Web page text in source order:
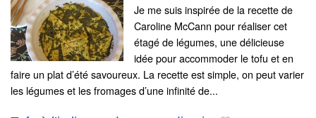
Je me suis inspirée de la recette de
Caroline McCann pour réaliser cet
étagé de légumes, une délicieuse
idée pour accommoder le tofu et en
faire un plat d’été savoureux. La recette est simple, on peut varier
les légumes et les fromages d’une infinité de...